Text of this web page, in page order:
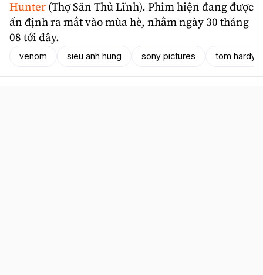
Hunter (Thợ Săn Thủ Lĩnh). Phim hiện đang được
ấn định ra mắt vào mùa hè, nhằm ngày 30 tháng
08 tới đây.
venom sieu anh hung sony pictures tom hardy